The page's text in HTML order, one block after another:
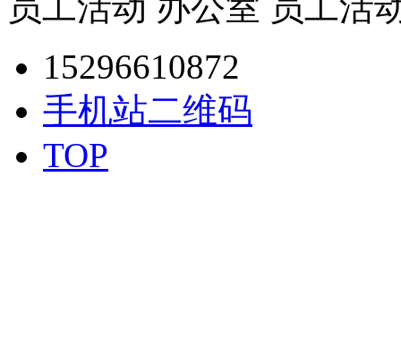
15296610872
手机站二维码
TOP